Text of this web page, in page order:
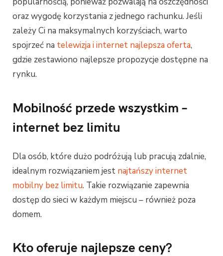
oraz wygodę korzystania z jednego rachunku. Jeśli
zależy Ci na maksymalnych korzyściach, warto
spojrzeć na telewizja i internet najlepsza oferta,
gdzie zestawiono najlepsze propozycje dostępne na
rynku.
Mobilność przede wszystkim –
internet bez limitu
Dla osób, które dużo podróżują lub pracują zdalnie,
idealnym rozwiązaniem jest najtańszy internet
mobilny bez limitu. Takie rozwiązanie zapewnia
dostęp do sieci w każdym miejscu – również poza
domem.
Kto oferuje najlepsze ceny?